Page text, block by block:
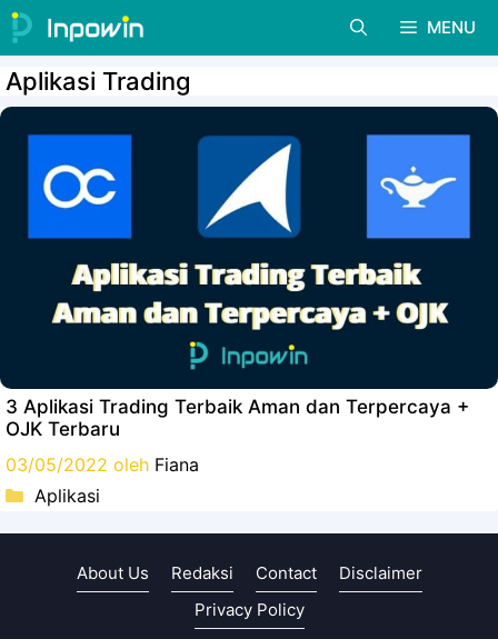
Langsung
ke
MENU
Aplikasi Trading
3 Aplikasi Trading Terbaik Aman dan Terpercaya +
OJK Terbaru
03/05/2022 oleh Fiana
Kategori
Aplikasi
About Us Redaksi Contact
Disclaimer
Privacy Policy